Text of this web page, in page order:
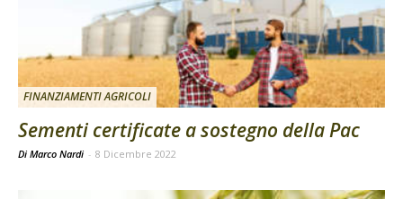
FINANZIAMENTI AGRICOLI
Sementi certificate a sostegno della Pac
Di Marco Nardi - 8 Dicembre 2022